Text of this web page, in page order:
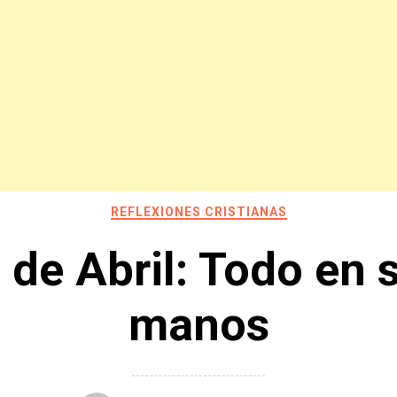
REFLEXIONES CRISTIANAS
de Abril: Todo en
manos